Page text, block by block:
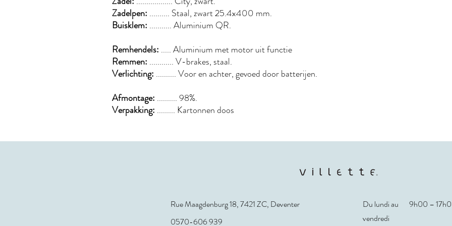
Zadelpen: .......... Staal, zwart 25.4x400 mm.
Buisklem: ........... Aluminium QR.
Remhendels: ..... Aluminium met motor uit functie
Remmen: ............ V-brakes, staal.
Verlichting: .......... Voor en achter, gevoed door batterijen.
Afmontage: .......... 98%.
Verpakking: ......... Kartonnen doos
Rue Maagdenburg 18, 7421 ZC, Deventer
0570-606 939
Du lundi au
vendredi
9h00 –